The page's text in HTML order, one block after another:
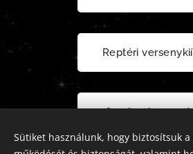
Reptéri
facebook
Sütiket használunk, hogy biztosítsuk